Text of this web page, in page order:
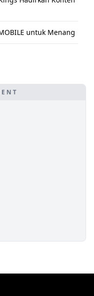
untuk Menang